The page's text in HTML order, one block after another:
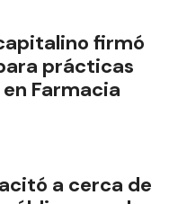
firmó
prácticas
Farmacia
a cerca de